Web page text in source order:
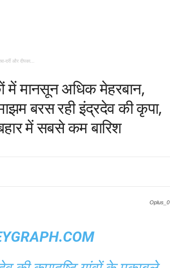
दर्री और दीपका...
में मानसून अधिक मेहरबान,
बरस रही इंद्रदेव की कृपा,
में सबसे कम बारिश
Oplus_0